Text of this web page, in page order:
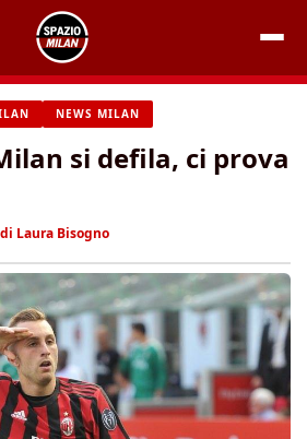
NEWS MILAN
si defila, ci prova
di Laura Bisogno